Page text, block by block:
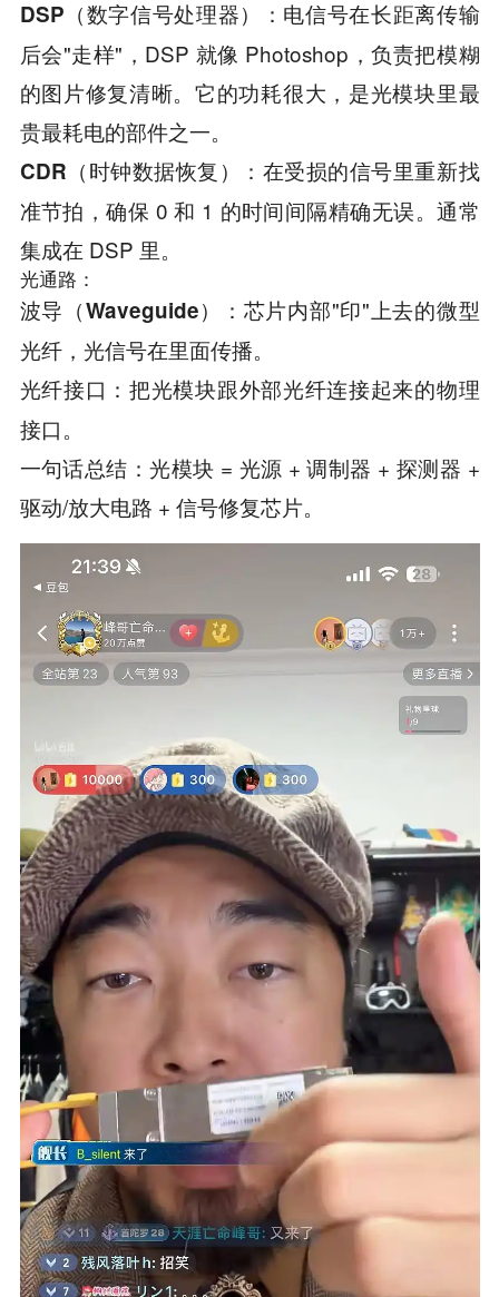
DSP（数字信号处理器）
：电信号在长距离传输
后会"走样"，DSP 就像 Photoshop，负责把模糊
的图片修复清晰。它的功耗很大，是光模块里最
贵最耗电的部件之一。
CDR（时钟数据恢复）
：在受损的信号里重新找
准节拍，确保 0 和 1 的时间间隔精确无误。通常
集成在 DSP 里。
光通路：
波导（Waveguide）
：芯片内部"印"上去的微型
光纤，光信号在里面传播。
光纤接口 ：把光模块跟外部光纤连接起来的物理
接口。
一句话总结：光模块 = 光源 + 调制器 + 探测器 +
驱动/放大电路 + 信号修复芯片。